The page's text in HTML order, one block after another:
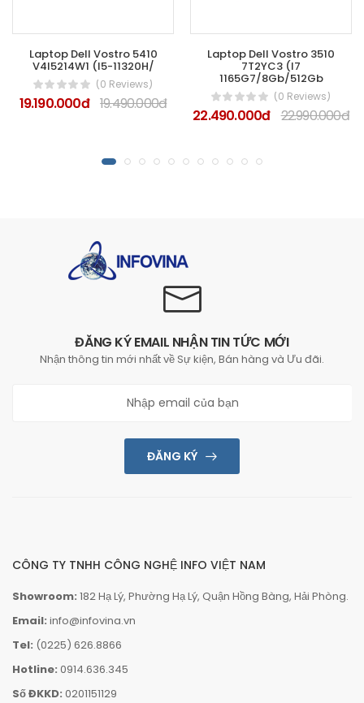
Laptop Dell Vostro 5410
V4I5214W1 (I5-11320H/
(0 Reviews)
19.190.000đ 19.490.000đ
Laptop Dell Vostro 3510
7T2YC3 (I7
1165G7/8Gb/512Gb
(0 Reviews)
22.490.000đ 22.990.000đ
ĐĂNG KÝ EMAIL NHẬN TIN TỨC MỚI
Nhận thông tin mới nhất về Sự kiện, Bán hàng và Ưu đãi.
ĐĂNG KÝ
CÔNG TY TNHH CÔNG NGHỆ INFO VIỆT NAM
Showroom: 182 Hạ Lý, Phường Hạ Lý, Quận Hồng Bàng, Hải Phòng.
Email: info@infovina.vn
Tel: (0225) 626.8866
Hotline: 0914.636.345
Số ĐKKD: 0201151129